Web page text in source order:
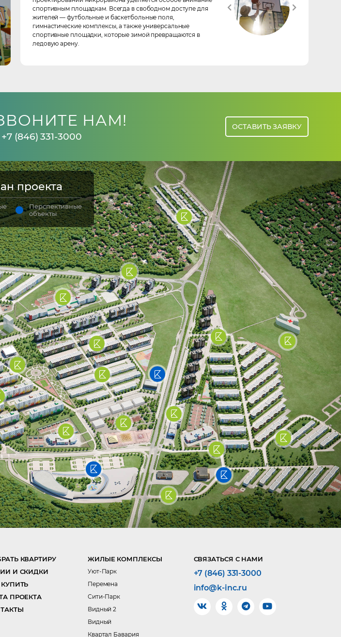
спортивным площадкам. Всегда в свободном доступе для
жителей — футбольные и баскетбольные поля,
гимнастические комплексы, а также универсальные
спортивные площадки, которые зимой превращаются в
ледовую арену.
НАМ!
+7 (846) 331-3000
ОСТАВИТЬ ЗАЯВКУ
проекта
Перспективные
объекты
КВАРТИРУ
И СКИДКИ
КУПИТЬ
ПРОЕКТА
ЖИЛЫЕ КОМПЛЕКСЫ
Уют-Парк
Перемена
Сити-Парк
Видный 2
Видный
Квартал Бавария
СВЯЗАТЬСЯ С НАМИ
+7 (846) 331-3000
info@k-inc.ru